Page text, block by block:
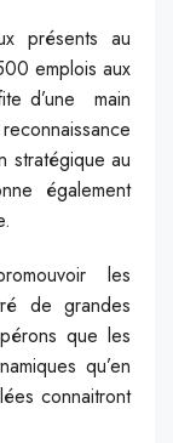
présents au
emplois aux
d’une main
stratégique au
également
les
de grandes
que les
qu’en
connaitront